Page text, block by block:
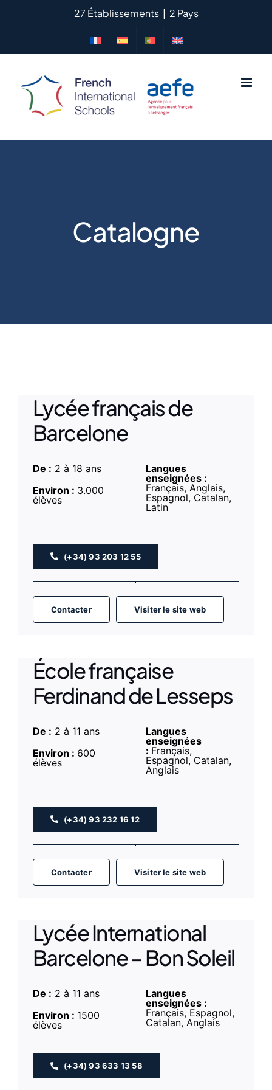
27 Établissements | 2 Pays
Catalogne
Lycée français de
Barcelone
De : 2 à 18 ans
Environ : 3.000
élèves
Langues
enseignées :
Français, Anglais,
Espagnol, Catalan,
Latin
(+34) 93 203 12 55
Contacter Visiter le site web
École française
Ferdinand de Lesseps
De : 2 à 11 ans
Environ : 600
élèves
Langues
enseignées
: Français,
Espagnol, Catalan,
Anglais
(+34) 93 232 16 12
Contacter Visiter le site web
Lycée International
Barcelone – Bon Soleil
De : 2 à 11 ans
Environ : 1500
élèves
Langues
enseignées :
Français, Espagnol,
Catalan, Anglais
(+34) 93 633 13 58